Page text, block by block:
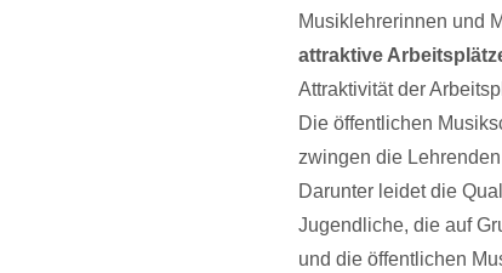
Musiklehrerinnen und
attraktive
Attraktivität der
Die öffentlichen
zwingen die
Darunter leidet die
Jugendliche, die auf
und die öffentlichen